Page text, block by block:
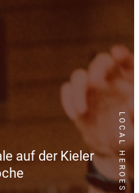
LOCAL HEROES
auf der Kieler